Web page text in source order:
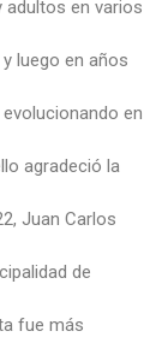
en varios
luego en años
en
agradeció la
Juan Carlos
de
fue más